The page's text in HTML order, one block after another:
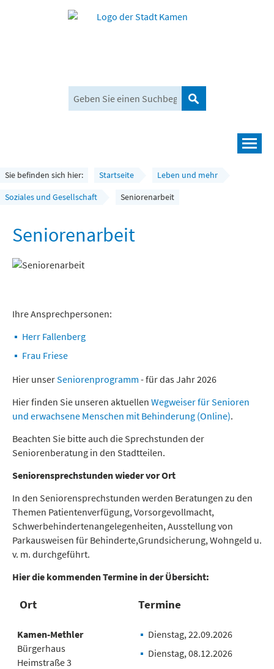
Suchen
Leben und mehr
Rathaus und Bürgerservice
Sie befinden sich hier: Startseite
Leben und mehr
Soziales und Gesellschaft
Seniorenarbeit
Seniorenarbeit
Ihre Ansprechpersonen:
Herr Fallenberg
Frau Friese
Hier unserSeniorenprogramm - für das Jahr 2026
Hier finden Sie unseren aktuellen Wegweiser für Senioren
und erwachsene Menschen mit Behinderung (Online).
Beachten Sie bitte auch die Sprechstunden der
Seniorenberatung in den Stadtteilen.
Seniorensprechstunden wieder vor Ort
In den Seniorensprechstunden werden Beratungen zu den
Themen Patientenverfügung, Vorsorgevollmacht,
Schwerbehindertenangelegenheiten, Ausstellung von
Parkausweisen für Behinderte,Grundsicherung, Wohngeld u.
v. m. durchgeführt.
Hier die kommenden Termine in der Übersicht:
Ort Termine
Kamen-Methler
Bürgerhaus
Heimstraße 3
Dienstag, 22.09.2026
Dienstag, 08.12.2026